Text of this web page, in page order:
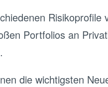
Portfolios an
die wichtigsten